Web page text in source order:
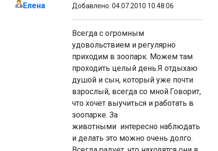
Елена
Добавлено: 04.07.2010 10:48:06
Всегда с огромным
удовольствием и регулярно
приходим в зоопарк. Можем там
проходить целый день.Я отдыхаю
душой и сын, который уже почти
взрослый, всегда со мной.Говорит,
что хочет выучиться и работать в
зоопарке. За
животными интересно наблюдать
и делать это можно очень долго.